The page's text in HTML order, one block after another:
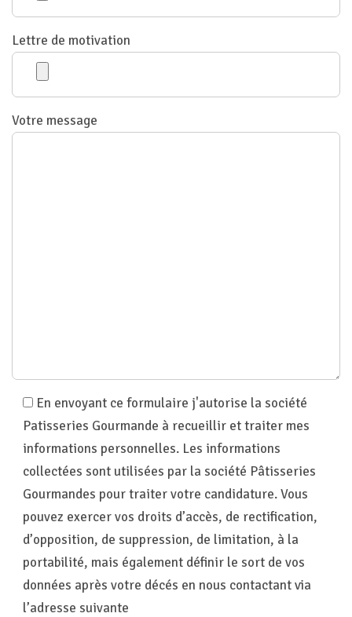
Lettre de motivation
Votre message
En envoyant ce formulaire j'autorise la société
Patisseries Gourmande à recueillir et traiter mes
informations personnelles. Les informations
collectées sont utilisées par la société Pâtisseries
Gourmandes pour traiter votre candidature. Vous
pouvez exercer vos droits d’accès, de rectification,
d’opposition, de suppression, de limitation, à la
portabilité, mais également définir le sort de vos
données après votre décés en nous contactant via
l’adresse suivante